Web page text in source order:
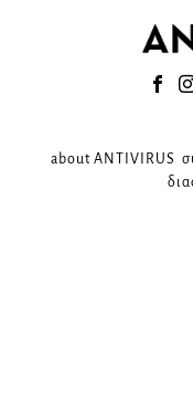
about ANTIVIRUS